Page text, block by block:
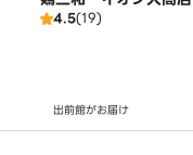
4.5(19)
出前館がお届け